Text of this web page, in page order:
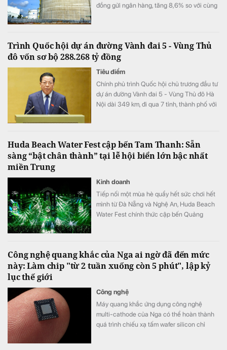
đồng gửi ngân hàng, tăng 8,6% so với cùng
Trình Quốc hội dự án đường Vành đai 5 - Vùng Thủ
đô vốn sơ bộ 288.268 tỷ đồng
Tiêu điểm
Chính phủ trình Quốc hội chủ trương đầu tư
dự án đường Vành đai 5 - Vùng Thủ đô Hà
Nội dài 349 km, đi qua 7 tỉnh, thành phố với
vùng.
Huda Beach Water Fest cập bến Tam Thanh: Sẵn
sàng “bật chân thành” tại lễ hội biển lớn bậc nhất
miền Trung
Kinh doanh
Tiếp nối một mùa hè quẩy hết sức chơi hết
mình từ Đà Nẵng và Nghệ An, Huda Beach
Water Fest chính thức cập bến Quảng
Công nghệ quang khắc của Nga ai ngờ đã đến mức
này: Làm chip "từ 2 tuần xuống còn 5 phút", lập kỷ
lục thế giới
Công nghệ
Máy quang khắc ứng dụng công nghệ
multi-cathode của Nga có thể hoàn thành
quá trình chiếu xạ tấm wafer silicon chỉ